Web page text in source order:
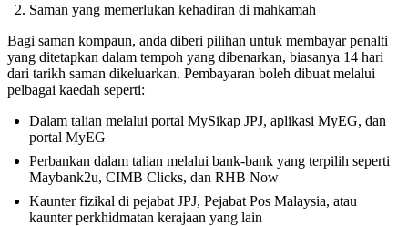
Saman yang memerlukan kehadiran di mahkamah
Bagi saman kompaun, anda diberi pilihan untuk membayar penalti
yang ditetapkan dalam tempoh yang dibenarkan, biasanya 14 hari
dari tarikh saman dikeluarkan. Pembayaran boleh dibuat melalui
pelbagai kaedah seperti:
Dalam talian melalui portal MySikap JPJ, aplikasi MyEG, dan
portal MyEG
Perbankan dalam talian melalui bank-bank yang terpilih seperti
Maybank2u, CIMB Clicks, dan RHB Now
Kaunter fizikal di pejabat JPJ, Pejabat Pos Malaysia, atau
kaunter perkhidmatan kerajaan yang lain